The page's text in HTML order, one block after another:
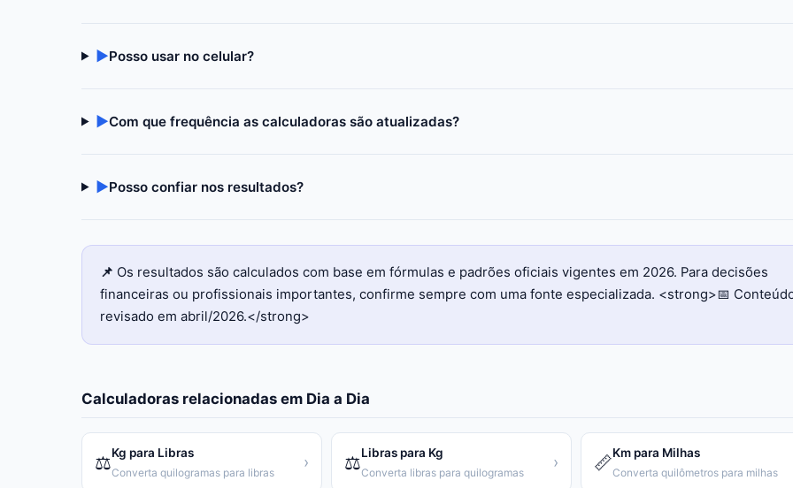
▶Posso usar no celular?
▶Com que frequência as calculadoras são atualizadas?
▶Posso confiar nos resultados?
📌 Os resultados são calculados com base em fórmulas e padrões oficiais vigentes em 2026. Para decisões
financeiras ou profissionais importantes, confirme sempre com uma fonte especializada. <strong>📅
revisado em abril/2026.</strong>
Calculadoras relacionadas em Dia a Dia
⚖️Kg para Libras
Converta quilogramas para libras
› ⚖️Libras para Kg
Converta libras para quilogramas
› 📏Km para Milhas
Converta quilômetros para milhas